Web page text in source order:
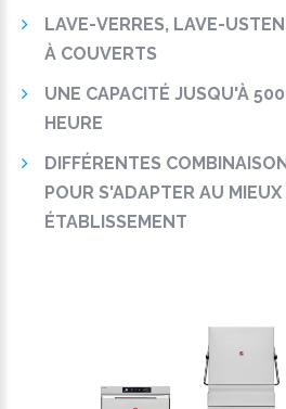
LAVE-VERRES, LAVE-
À COUVERTS
UNE CAPACITÉ JUSQU'À
HEURE
DIFFÉRENTES
POUR S'ADAPTER AU
ÉTABLISSEMENT